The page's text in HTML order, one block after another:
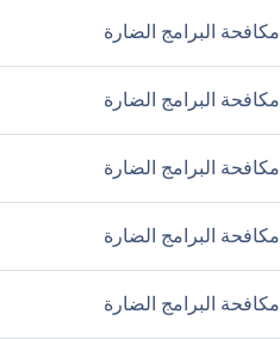
مكافحة البرامج الضارة
مكافحة البرامج الضارة
مكافحة البرامج الضارة
مكافحة البرامج الضارة
مكافحة البرامج الضارة